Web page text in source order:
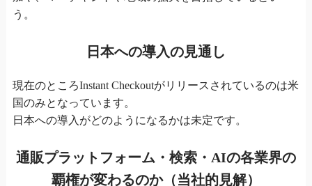
う。
日本への導入の見通し
現在のところInstant Checkoutがリリースされているのは米
国のみとなっています。
日本への導入がどのようになるかは未定です。
通販プラットフォーム・検索・AIの各業界の
覇権が変わるのか（当社的見解）